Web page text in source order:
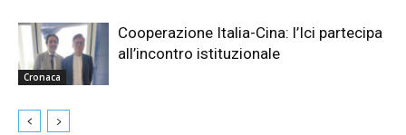
Cronaca
Cooperazione Italia-Cina: l’Ici partecipa
all’incontro istituzionale